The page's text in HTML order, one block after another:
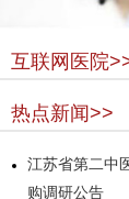
互联网医院
热点新闻>>
江苏省第二中
购调研公告